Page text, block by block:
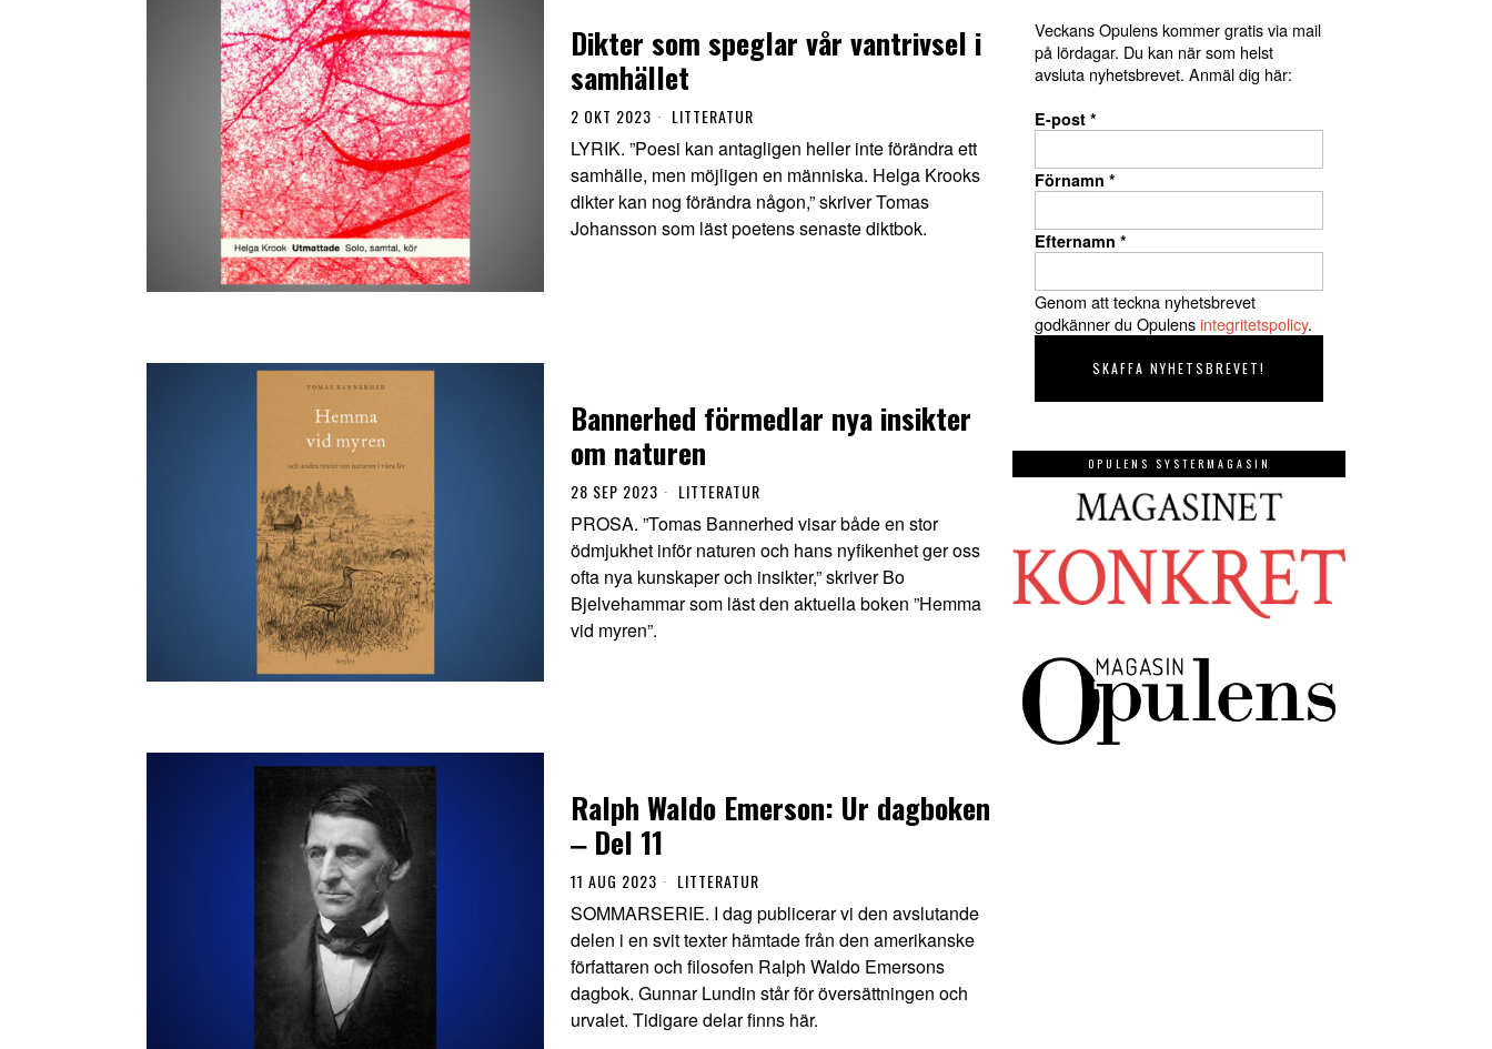
Dikter som speglar vår vantrivsel i
samhället
2 OKT 2023 LITTERATUR
LYRIK. ”Poesi kan antagligen heller inte förändra ett
samhälle, men möjligen en människa. Helga Krooks
dikter kan nog förändra någon,” skriver Tomas
Johansson som läst poetens senaste diktbok.
Bannerhed förmedlar nya insikter
om naturen
28 SEP 2023 LITTERATUR
PROSA. ”Tomas Bannerhed visar både en stor
ödmjukhet inför naturen och hans nyfikenhet ger oss
ofta nya kunskaper och insikter,” skriver Bo
Bjelvehammar som läst den aktuella boken ”Hemma
vid myren”.
Ralph Waldo Emerson: Ur dagboken
‒ Del 11
11 AUG 2023 LITTERATUR
SOMMARSERIE. I dag publicerar vi den avslutande
delen i en svit texter hämtade från den amerikanske
författaren och filosofen Ralph Waldo Emersons
dagbok. Gunnar Lundin står för översättningen och
urvalet. Tidigare delar finns här.
Veckans Opulens kommer gratis via mail
på lördagar. Du kan när som helst
avsluta nyhetsbrevet. Anmäl dig här:
E-post *
Förnamn *
Efternamn *
Genom att teckna nyhetsbrevet
godkänner du Opulensintegritetspolicy.
OPULENS SYSTERMAGASIN